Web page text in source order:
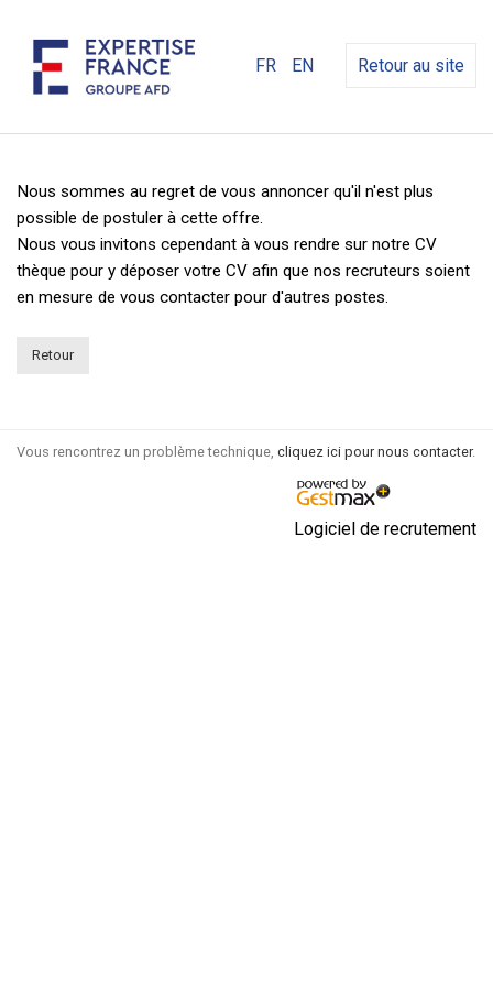
FR EN Retour au site
Nous sommes au regret de vous annoncer qu'il n'est plus
possible de postuler à cette offre.
Nous vous invitons cependant à vous rendre sur notre CV
thèque pour y déposer votre CV afin que nos recruteurs soient
en mesure de vous contacter pour d'autres postes.
Retour
Vous rencontrez un problème technique, cliquez ici pour nous contacter.
Logiciel de recrutement